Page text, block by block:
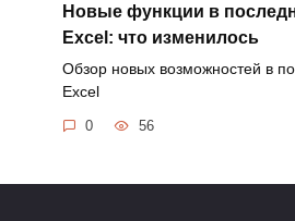
Новые функции в
Excel: что изменилось
Обзор новых возможностей в
Excel
0 56